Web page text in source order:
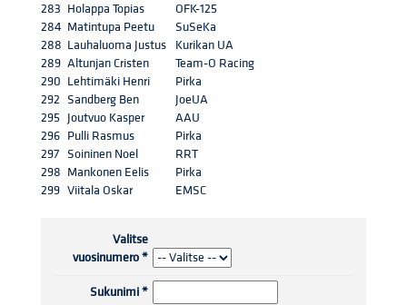
283 Holappa Topias
OFK-125
284 Matintupa Peetu
SuSeKa
288 Lauhaluoma Justus
Kurikan UA
289 Altunjan Cristen
Team-O Racing
290 Lehtimäki Henri
Pirka
292 Sandberg Ben
JoeUA
295 Joutvuo Kasper
AAU
296 Pulli Rasmus
Pirka
297 Soininen Noel
RRT
298 Mankonen Eelis
Pirka
299 Viitala Oskar EMSC
Valitse
vuosinumero*
Sukunimi*